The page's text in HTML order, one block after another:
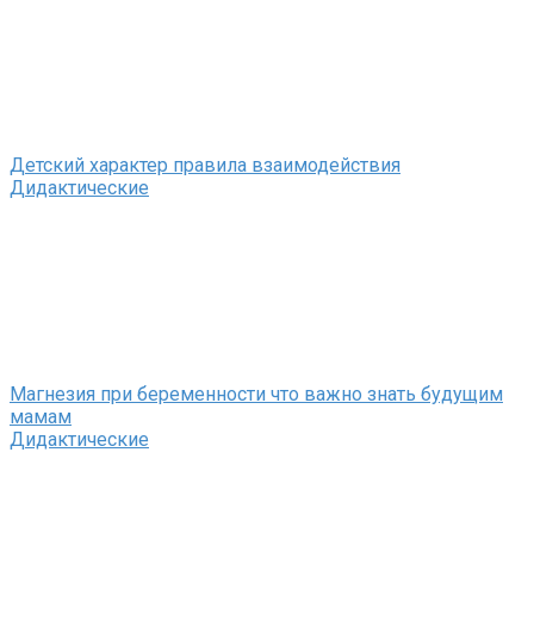
Детский характер правила взаимодействия
Дидактические
Магнезия при беременности что важно знать будущим
мамам
Дидактические